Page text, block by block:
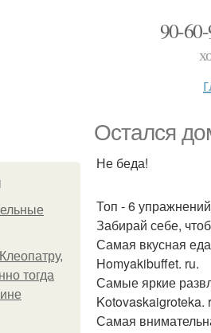
90-
Остался
тогда
Не беда!
Топ - 6
Забирай себе,
Самая вкусная
Homyakibuffet. ru.
Самые яркие
Kotovaskaigroteka.
Самая